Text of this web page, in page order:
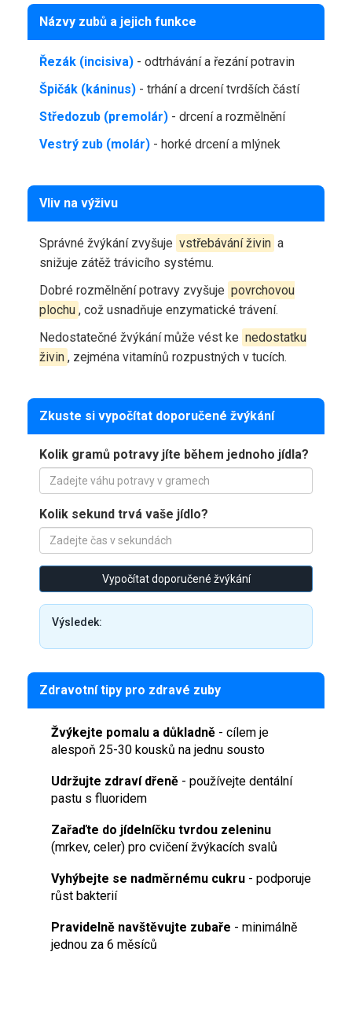
Názvy zubů a jejich funkce
Řezák (incisiva) - odtrhávání a řezání potravin
Špičák (káninus) - trhání a drcení tvrdších částí
Středozub (premolár) - drcení a rozmělnění
Vestrý zub (molár) - horké drcení a mlýnek
Vliv na výživu
Správné žvýkání zvyšuje vstřebávání živin a
snižuje zátěž trávicího systému.
Dobré rozmělnění potravy zvyšuje povrchovou
plochu , což usnadňuje enzymatické trávení.
Nedostatečné žvýkání může vést ke nedostatku
živin , zejména vitamínů rozpustných v tucích.
Zkuste si vypočítat doporučené žvýkání
Kolik gramů potravy jíte během jednoho jídla?
Kolik sekund trvá vaše jídlo?
Vypočítat doporučené žvýkání
Výsledek:
Zdravotní tipy pro zdravé zuby
Žvýkejte pomalu a důkladně - cílem je
alespoň 25-30 kousků na jednu sousto
Udržujte zdraví dřeně - používejte dentální
pastu s fluoridem
Zařaďte do jídelníčku tvrdou zeleninu
(mrkev, celer) pro cvičení žvýkacích svalů
Vyhýbejte se nadměrnému cukru - podporuje
růst bakterií
Pravidelně navštěvujte zubaře - minimálně
jednou za 6 měsíců